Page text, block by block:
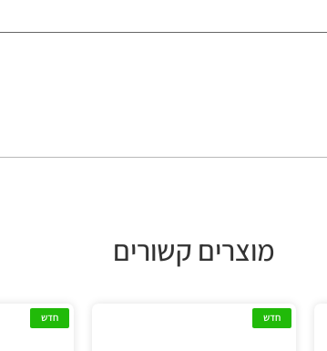
מוצרים קשורים
חדש חדש